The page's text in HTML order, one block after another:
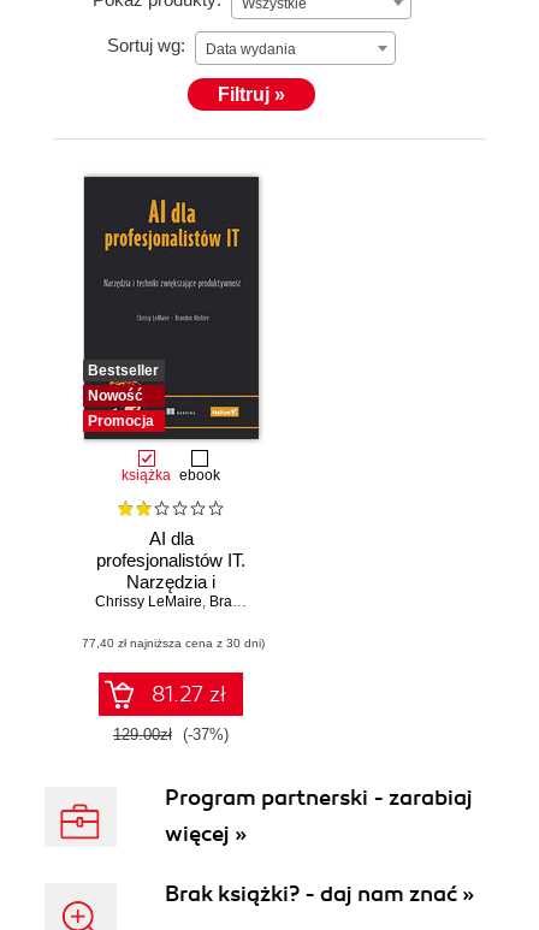
Wszystkie
Sortuj wg: Data wydania
Filtruj »
Bestseller
Nowość
Promocja
książka ebook
AI dla
profesjonalistów IT.
Narzędzia i
techniki
produktywność
Chrissy LeMaire, Brandon Abshire
(77,40 zł najniższa cena z 30 dni)
81.27 zł
129.00zł (-37%)
Program partnerski - zarabiaj
więcej »
Brak książki? - daj nam znać »